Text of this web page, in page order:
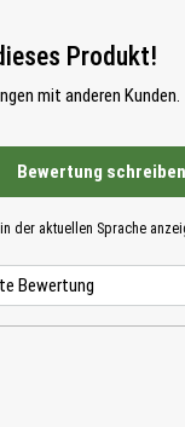
Produkt!
mit anderen Kunden.
Bewertung schreiben
der aktuellen Sprache